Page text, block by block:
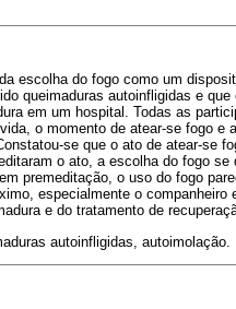
escolha do fogo como um
queimaduras autoinfligidas e
em um hospital. Todas as
o momento de atear-se fogo e
se que o ato de atear-se
o ato, a escolha do fogo
premeditação, o uso do fogo
especialmente o companheiro
e do tratamento de
autoinfligidas, autoimolação.